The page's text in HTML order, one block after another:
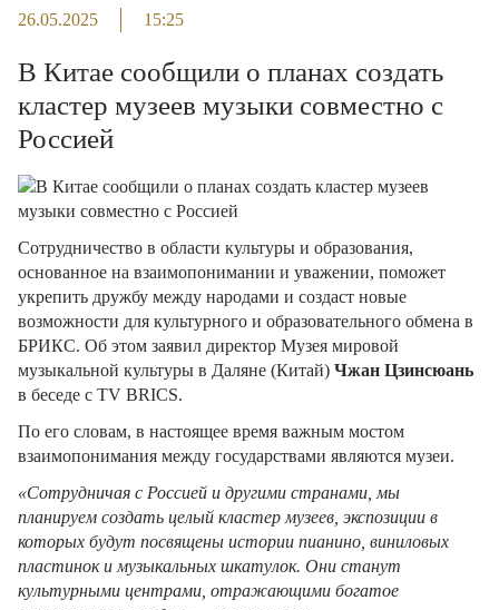
26.05.2025 15:25
В Китае сообщили о планах создать
кластер музеев музыки совместно с
Россией
Сотрудничество в области культуры и образования,
основанное на взаимопонимании и уважении, поможет
укрепить дружбу между народами и создаст новые
возможности для культурного и образовательного обмена в
БРИКС. Об этом заявил директор Музея мировой
музыкальной культуры в Даляне (Китай) Чжан Цзинсюань
в беседе с TV BRICS.
По его словам, в настоящее время важным мостом
взаимопонимания между государствами являются музеи.
«Сотрудничая с Россией и другими странами, мы
планируем создать целый кластер музеев, экспозиции в
которых будут посвящены истории пианино, виниловых
пластинок и музыкальных шкатулок. Они станут
культурными центрами, отражающими богатое